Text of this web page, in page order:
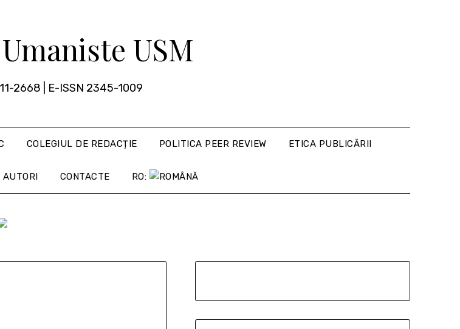
USM
2668 | E-ISSN 2345-1009
COLEGIUL DE REDACȚIE POLITICA PEER REVIEW ETICA PUBLICĂRII
AUTORI CONTACTE RO: